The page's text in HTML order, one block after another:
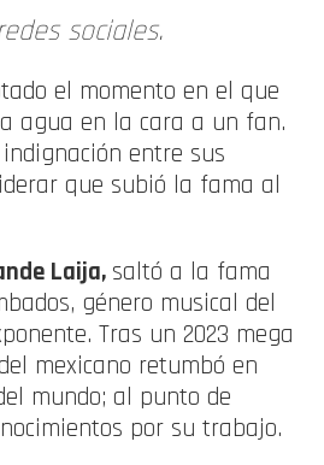
sociales.
el momento en el que
agua en la cara a un fan.
entre sus
que subió la fama al
Laija, saltó a la fama
género musical del
Tras un 2023 mega
mexicano retumbó en
mundo; al punto de
por su trabajo.